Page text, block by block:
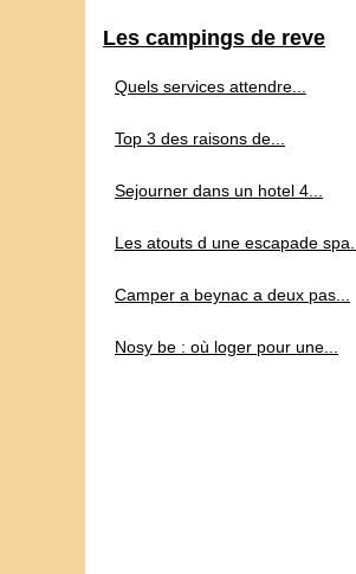
Les campings de reve
Quels services attendre...
Top 3 des raisons de...
Sejourner dans un hotel 4...
Les atouts d une escapade spa...
Camper a beynac a deux pas...
Nosy be : où loger pour une...